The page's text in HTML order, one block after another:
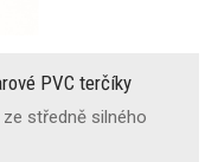
PVC terčíky
středně silného